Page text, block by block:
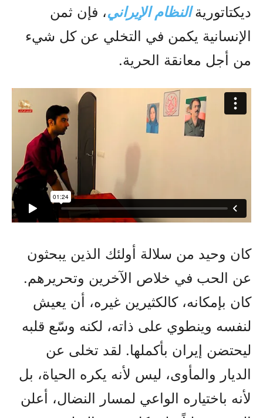
ديكتاتوريةالنظام الإيراني، فإن ثمن
الإنسانية يكمن في التخلي عن كل شيء
من أجل معانقة الحرية.
كان وحيد من سلالة أولئك الذين يبحثون
عن الحب في خلاص الآخرين وتحريرهم.
كان بإمكانه، كالكثيرين غيره، أن يعيش
لنفسه وينطوي على ذاته، لكنه وسّع قلبه
ليحتضن إيران بأكملها. لقد تخلى عن
الديار والمأوى، ليس لأنه يكره الحياة، بل
لأنه باختياره الواعي لمسار النضال، أعلن